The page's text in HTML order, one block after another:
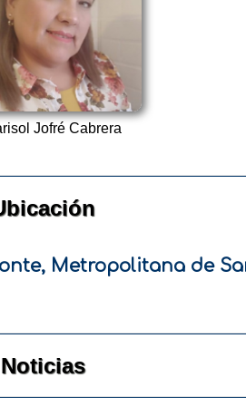
Jofré Cabrera
Metropolitana de
Noticias